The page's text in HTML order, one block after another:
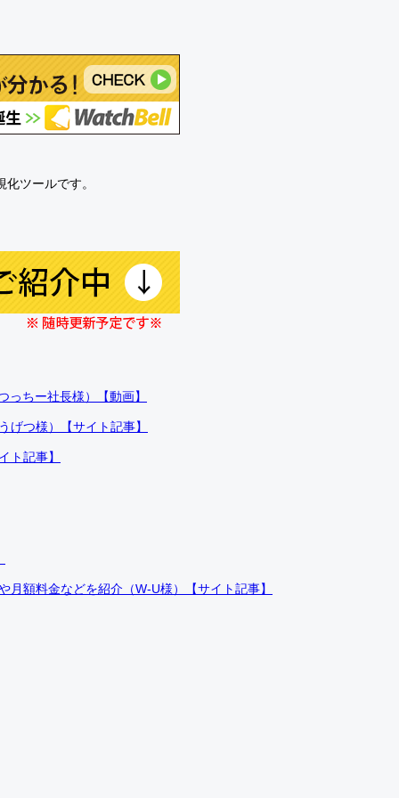
ツールです。
ちー社長様）【動画】
げつ様）【サイト記事】
ト記事】
額料金などを紹介（W-U様）【サイト記事】